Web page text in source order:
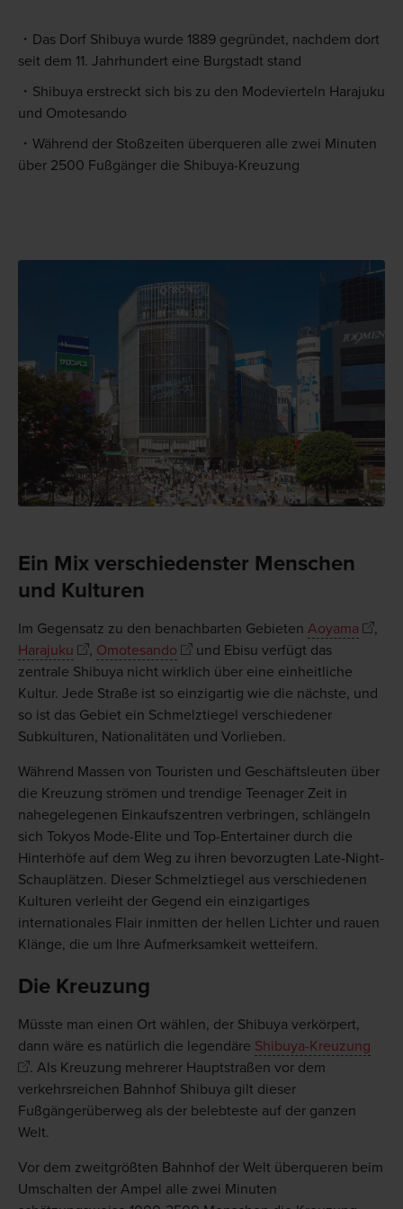
Das Dorf Shibuya wurde 1889 gegründet, nachdem dort
seit dem 11. Jahrhundert eine Burgstadt stand
Shibuya erstreckt sich bis zu den Modevierteln Harajuku
und Omotesando
Während der Stoßzeiten überqueren alle zwei Minuten
über 2500 Fußgänger die Shibuya-Kreuzung
Ein Mix verschiedenster Menschen
und Kulturen
Im Gegensatz zu den benachbarten Gebieten Aoyama
,
Harajuku
, Omotesando
und Ebisu verfügt das
zentrale Shibuya nicht wirklich über eine einheitliche
Kultur. Jede Straße ist so einzigartig wie die nächste, und
so ist das Gebiet ein Schmelztiegel verschiedener
Subkulturen, Nationalitäten und Vorlieben.
Während Massen von Touristen und Geschäftsleuten über
die Kreuzung strömen und trendige Teenager Zeit in
nahegelegenen Einkaufszentren verbringen, schlängeln
sich Tokyos Mode-Elite und Top-Entertainer durch die
Hinterhöfe auf dem Weg zu ihren bevorzugten Late-Night-
Schauplätzen. Dieser Schmelztiegel aus verschiedenen
Kulturen verleiht der Gegend ein einzigartiges
internationales Flair inmitten der hellen Lichter und rauen
Klänge, die um Ihre Aufmerksamkeit wetteifern.
Die Kreuzung
Müsste man einen Ort wählen, der Shibuya verkörpert,
dann wäre es natürlich die legendäre Shibuya-Kreuzung
. Als Kreuzung mehrerer Hauptstraßen vor dem
verkehrsreichen Bahnhof Shibuya gilt dieser
Fußgängerüberweg als der belebteste auf der ganzen
Welt.
Vor dem zweitgrößten Bahnhof der Welt überqueren beim
Umschalten der Ampel alle zwei Minuten